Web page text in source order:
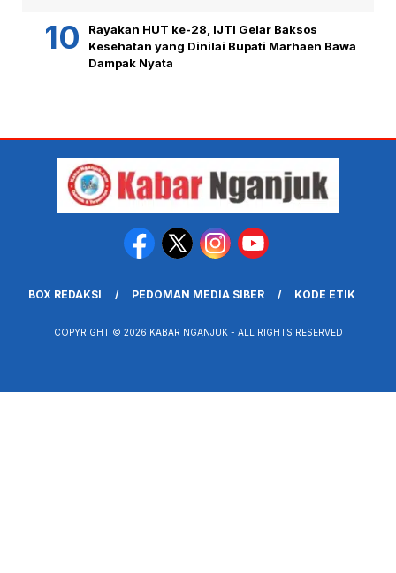
Rayakan HUT ke-28, IJTI Gelar Baksos
Kesehatan yang Dinilai Bupati Marhaen Bawa
Dampak Nyata
BOX REDAKSI PEDOMAN MEDIA SIBER KODE ETIK
COPYRIGHT © 2026 KABAR NGANJUK - ALL RIGHTS RESERVED